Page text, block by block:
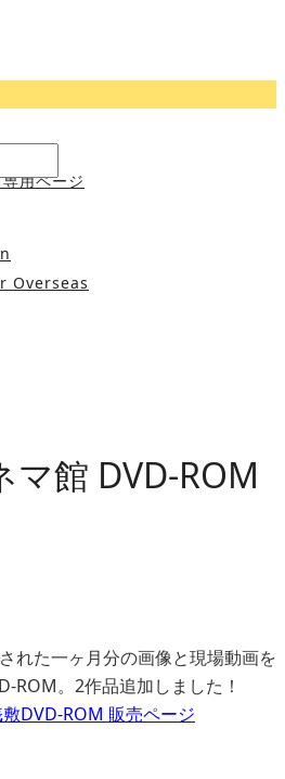
用ページ
Overseas
マ館 DVD-ROM
れた一ヶ月分の画像と現場動画を
ROM。2作品追加しました！
DVD-ROM 販売ページ